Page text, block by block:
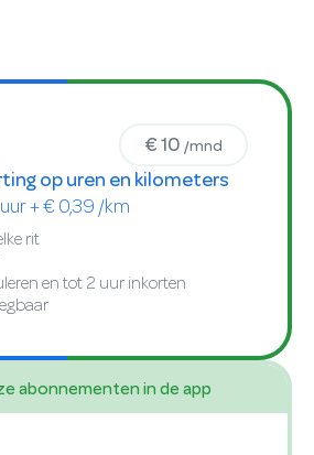
€ 10 /mnd
op uren en kilometers
+ € 0,39 /km
rit
en tot 2 uur inkorten
abonnementen in de app